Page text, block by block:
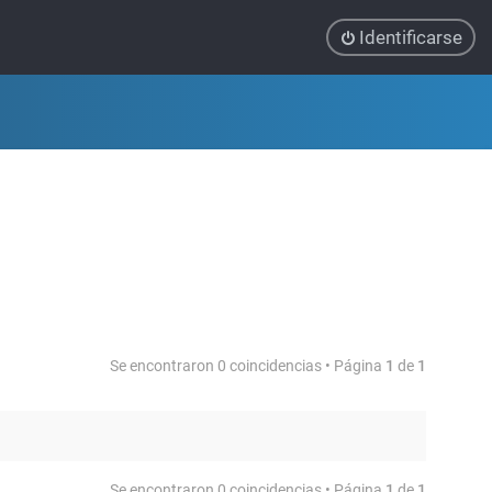
Identificarse
Se encontraron 0 coincidencias • Página 1 de 1